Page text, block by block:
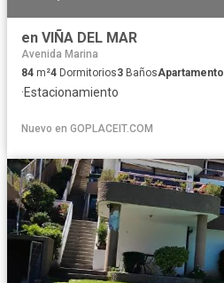
en VIÑA DEL MAR
Avenida Marina
84 m²4 Dormitorios3 BañosApartamento
·Estacionamiento
Nuevo en GOPLACEIT.COM